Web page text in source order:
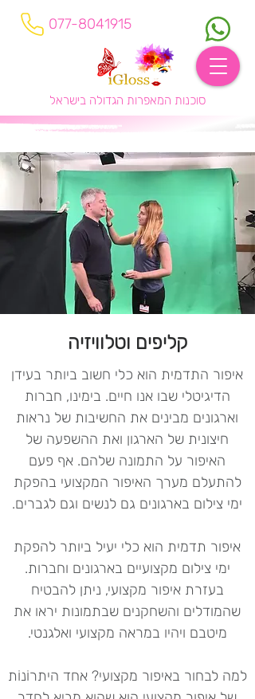
077-8041915
סוכנות המאפרות הגדולה בישראל
קליפים וטלוויזיה
איפור התדמית הוא כלי חשוב ביותר בעידן
הדיגיטלי שבו אנו חיים. בימינו, חברות
וארגונים מבינים את החשיבות של נראות
חיצונית של הארגון ואת ההשפעה של
האיפור על התמונה שלהם. אף פעם
להתעלם מערך האיפור המקצועי בהפקת
ימי צילום בארגונים גם לנשים וגם לגברים.
איפור תדמית הוא כלי יעיל ביותר להפקת
ימי צילום מקצועיים בארגונים וחברות.
בעזרת איפור מקצועי, ניתן להבטיח
שהמודלים והשחקנים שבתמונות יראו את
מיטבם ויהיו במראה מקצועי ואלגנטי.
למה לבחור באיפור מקצועי? אחד היתרוֹנוֹת